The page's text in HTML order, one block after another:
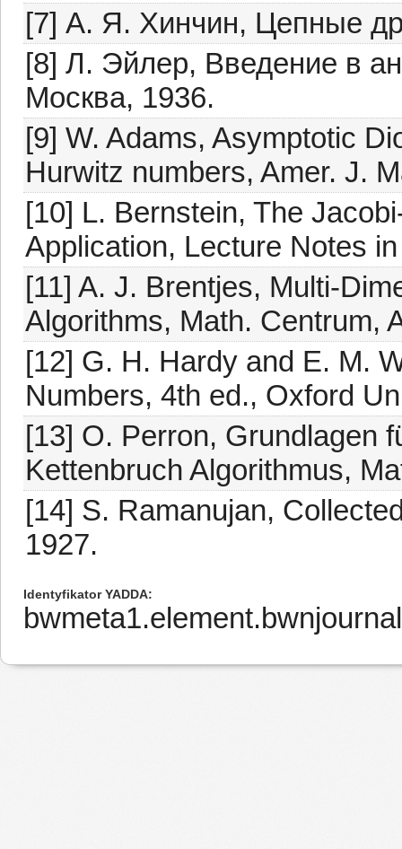
[7] А. Я. Хинчин, Цепные
[8] Л. Эйлер, Введение в
Москва, 1936.
[9] W. Adams, Asymptotic
Hurwitz numbers, Amer. J.
[10] L. Bernstein, The
Application, Lecture Notes
[11] A. J. Brentjes, Multi-
Algorithms, Math. Centrum,
[12] G. H. Hardy and E. M.
Numbers, 4th ed., Oxford
[13] O. Perron, Grundlagen
Kettenbruch Algorithmus,
[14] S. Ramanujan,
1927.
Identyfikator YADDA